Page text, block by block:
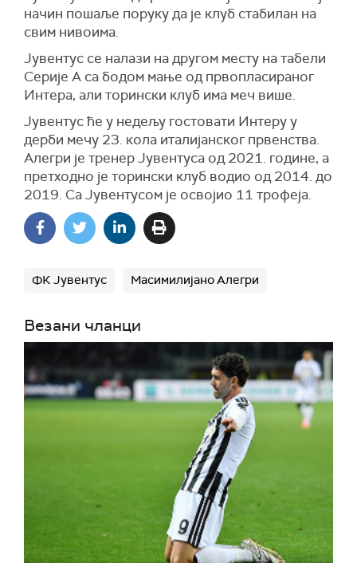
начин пошаље поруку да је клуб стабилан на
свим нивоима.
Јувентус се налази на другом месту на табели
Серије А са бодом мање од првопласираног
Интера, али торински клуб има меч више.
Јувентус ће у недељу гостовати Интеру у
дерби мечу 23. кола италијанског првенства.
Алегри је тренер Јувентуса од 2021. године, а
претходно је торински клуб водио од 2014. до
2019. Са Јувентусом је освојио 11 трофеја.
ФК Јувентус Масимилијано Алегри
Везани чланци